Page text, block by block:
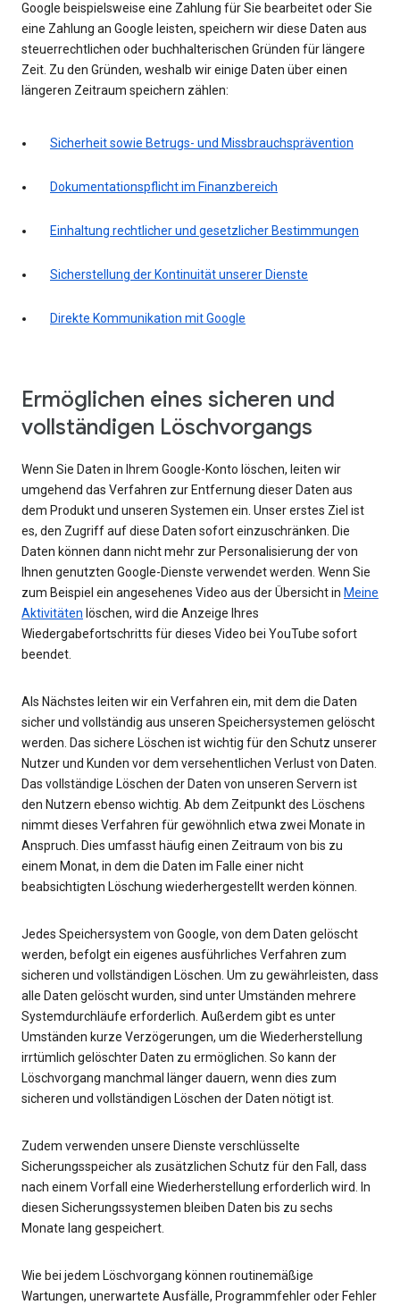
Google beispielsweise eine Zahlung für Sie bearbeitet oder Sie
eine Zahlung an Google leisten, speichern wir diese Daten aus
steuerrechtlichen oder buchhalterischen Gründen für längere
Zeit. Zu den Gründen, weshalb wir einige Daten über einen
längeren Zeitraum speichern zählen:
Sicherheit sowie Betrugs- und Missbrauchsprävention
Dokumentationspflicht im Finanzbereich
Einhaltung rechtlicher und gesetzlicher Bestimmungen
Sicherstellung der Kontinuität unserer Dienste
Direkte Kommunikation mit Google
Ermöglichen eines sicheren und
vollständigen Löschvorgangs
Wenn Sie Daten in Ihrem Google-Konto löschen, leiten wir
umgehend das Verfahren zur Entfernung dieser Daten aus
dem Produkt und unseren Systemen ein. Unser erstes Ziel ist
es, den Zugriff auf diese Daten sofort einzuschränken. Die
Daten können dann nicht mehr zur Personalisierung der von
Ihnen genutzten Google-Dienste verwendet werden. Wenn Sie
zum Beispiel ein angesehenes Video aus der Übersicht in Meine
Aktivitäten löschen, wird die Anzeige Ihres
Wiedergabefortschritts für dieses Video bei YouTube sofort
beendet.
Als Nächstes leiten wir ein Verfahren ein, mit dem die Daten
sicher und vollständig aus unseren Speichersystemen gelöscht
werden. Das sichere Löschen ist wichtig für den Schutz unserer
Nutzer und Kunden vor dem versehentlichen Verlust von Daten.
Das vollständige Löschen der Daten von unseren Servern ist
den Nutzern ebenso wichtig. Ab dem Zeitpunkt des Löschens
nimmt dieses Verfahren für gewöhnlich etwa zwei Monate in
Anspruch. Dies umfasst häufig einen Zeitraum von bis zu
einem Monat, in dem die Daten im Falle einer nicht
beabsichtigten Löschung wiederhergestellt werden können.
Jedes Speichersystem von Google, von dem Daten gelöscht
werden, befolgt ein eigenes ausführliches Verfahren zum
sicheren und vollständigen Löschen. Um zu gewährleisten, dass
alle Daten gelöscht wurden, sind unter Umständen mehrere
Systemdurchläufe erforderlich. Außerdem gibt es unter
Umständen kurze Verzögerungen, um die Wiederherstellung
irrtümlich gelöschter Daten zu ermöglichen. So kann der
Löschvorgang manchmal länger dauern, wenn dies zum
sicheren und vollständigen Löschen der Daten nötigt ist.
Zudem verwenden unsere Dienste verschlüsselte
Sicherungsspeicher als zusätzlichen Schutz für den Fall, dass
nach einem Vorfall eine Wiederherstellung erforderlich wird. In
diesen Sicherungssystemen bleiben Daten bis zu sechs
Monate lang gespeichert.
Wie bei jedem Löschvorgang können routinemäßige
Wartungen, unerwartete Ausfälle, Programmfehler oder Fehler